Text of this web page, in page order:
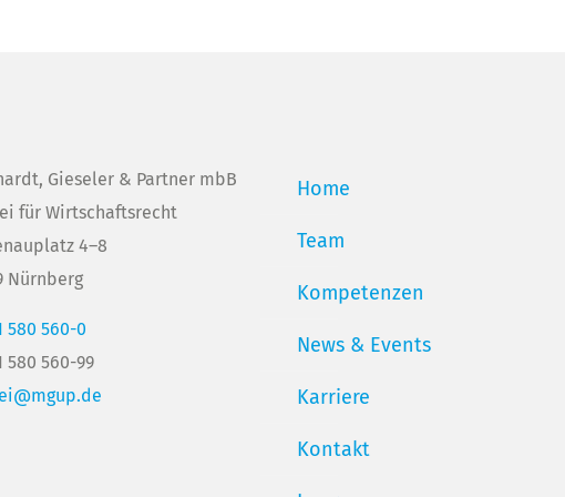
Gieseler & Partner mbB
für Wirtschaftsrecht
4–8
Nürnberg
580 560-0
580 560-99
Home
Team
Kompetenzen
News & Events
Karriere
Kontakt